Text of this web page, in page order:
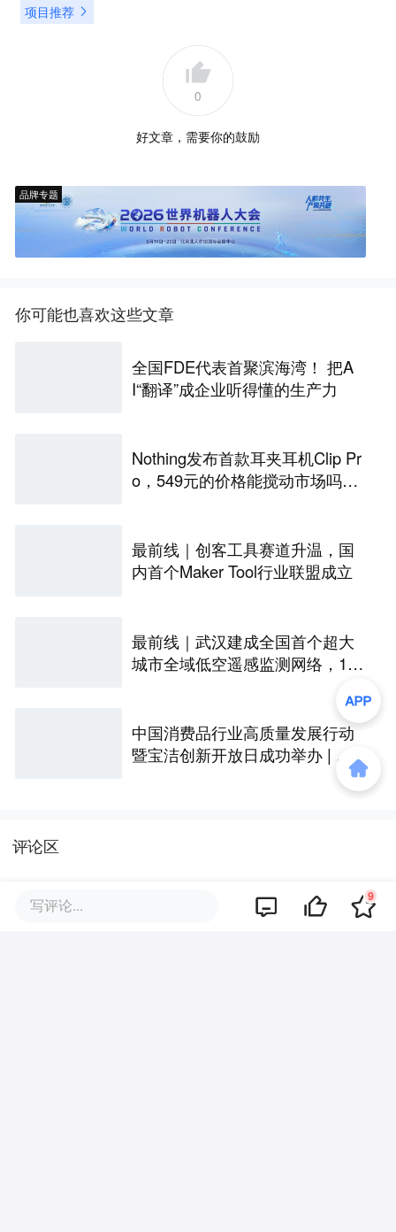
项目推荐
0
好文章，需要你的鼓励
品牌专题
你可能也喜欢这些文章
全国FDE代表首聚滨海湾！ 把A
I“翻译”成企业听得懂的生产力
Nothing发布首款耳夹耳机Clip Pr
o，549元的价格能搅动市场吗？
最前线｜创客工具赛道升温，国
内首个Maker Tool行业联盟成立
最前线｜武汉建成全国首个超大
城市全域低空遥感监测网络，146
中国消费品行业高质量发展行动
暨宝洁创新开放日成功举办 | 最
评论区
写评论... 9